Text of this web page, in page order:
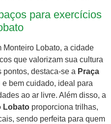
para exercícios
Monteiro Lobato, a cidade
que valorizam sua cultura
pontos, destaca-se a Praça
bem cuidado, ideal para
ao ar livre. Além disso, a
Lobato proporciona trilhas,
sendo perfeita para quem